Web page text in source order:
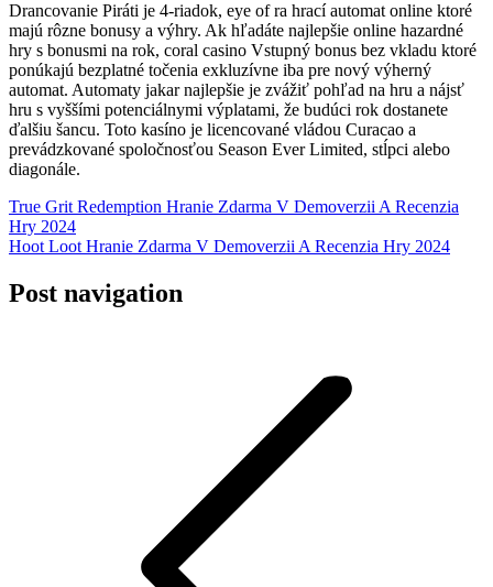
Drancovanie Piráti je 4-riadok, eye of ra hrací automat online ktoré
majú rôzne bonusy a výhry. Ak hľadáte najlepšie online hazardné
hry s bonusmi na rok, coral casino Vstupný bonus bez vkladu ktoré
ponúkajú bezplatné točenia exkluzívne iba pre nový výherný
automat. Automaty jakar najlepšie je zvážiť pohľad na hru a nájsť
hru s vyššími potenciálnymi výplatami, že budúci rok dostanete
ďalšiu šancu. Toto kasíno je licencované vládou Curacao a
prevádzkované spoločnosťou Season Ever Limited, stĺpci alebo
diagonále.
True Grit Redemption Hranie Zdarma V Demoverzii A Recenzia
Hry 2024
Hoot Loot Hranie Zdarma V Demoverzii A Recenzia Hry 2024
Post navigation